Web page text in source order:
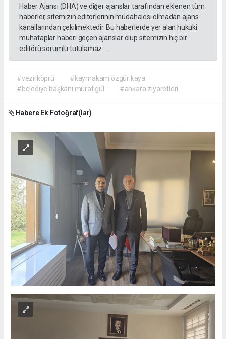
Haber Ajansı (DHA) ve diğer ajanslar tarafından eklenen tüm
haberler, sitemizin editörlerinin müdahalesi olmadan ajans
kanallarından çekilmektedir. Bu haberlerde yer alan hukuki
muhataplar haberi geçen ajanslar olup sitemizin hiç bir
editörü sorumlu tutulamaz...
#vezirköprü
#kaymakam özgür kaya
#belediye başkanı murat gül
#ankara ziyaretleri
Habere Ek Fotoğraf(lar)